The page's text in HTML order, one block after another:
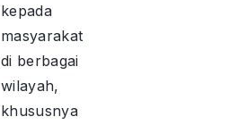
kepada
masyarakat
di berbagai
wilayah,
khususnya